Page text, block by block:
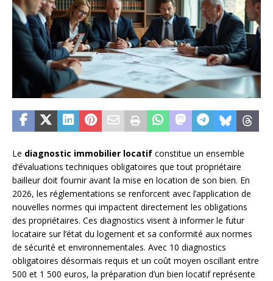
Le diagnostic immobilier locatif constitue un ensemble
d’évaluations techniques obligatoires que tout propriétaire
bailleur doit fournir avant la mise en location de son bien. En
2026, les réglementations se renforcent avec l’application de
nouvelles normes qui impactent directement les obligations
des propriétaires. Ces diagnostics visent à informer le futur
locataire sur l’état du logement et sa conformité aux normes
de sécurité et environnementales. Avec 10 diagnostics
obligatoires désormais requis et un coût moyen oscillant entre
500 et 1 500 euros, la préparation d’un bien locatif représente